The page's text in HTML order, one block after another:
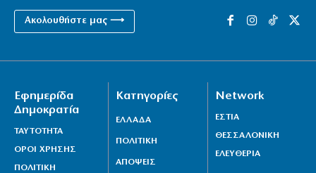
Ακολουθήστε μας ⟶
Εφημερίδα
Δημοκρατία
ΤΑΥΤΟΤΗΤΑ
ΟΡΟΙ ΧΡΗΣΗΣ
ΠΟΛΙΤΙΚΗ
Κατηγορίες
ΕΛΛΑΔΑ
ΠΟΛΙΤΙΚΗ
ΑΠΟΨΕΙΣ
Network
ΕΣΤΙΑ
ΘΕΣΣΑΛΟΝΙΚΗ
ΕΛΕΥΘΕΡΙΑ